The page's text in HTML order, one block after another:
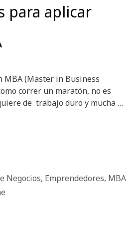
para aplicar
MBA (Master in Business
correr un maratón, no es
de trabajo duro y mucha …
Negocios, Emprendedores, MBA